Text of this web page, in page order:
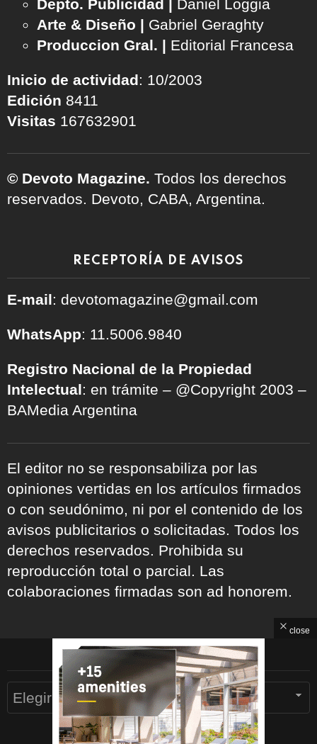
Depto. Publicidad | Daniel Loggia
Arte & Diseño | Gabriel Geraghty
Produccion Gral. | Editorial Francesa
Inicio de actividad: 10/2003
Edición 8411
Visitas 167632901
© Devoto Magazine. Todos los derechos
reservados. Devoto, CABA, Argentina.
RECEPTORÍA DE AVISOS
E-mail: devotomagazine@gmail.com
WhatsApp: 11.5006.9840
Registro Nacional de la Propiedad
Intelectual: en trámite – @Copyright 2003 –
BAMedia Argentina
El editor no se responsabiliza por las
opiniones vertidas en los artículos firmados
o con seudónimo, ni por el contenido de los
avisos publicitarios o solicitadas. Todos los
derechos reservados. Prohibida su
reproducción total o parcial. Las
colaboraciones firmadas son ad honorem.
ARCHIVOS
Archivos
close